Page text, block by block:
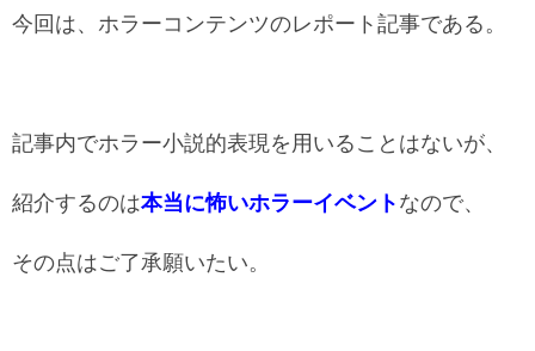
今回は、ホラーコンテンツのレポート記事である。
記事内でホラー小説的表現を用いることはないが、
紹介するのは本当に怖いホラーイベントなので、
その点はご了承願いたい。